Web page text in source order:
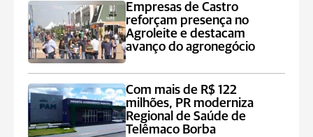
Empresas de Castro
reforçam presença no
Agroleite e destacam
avanço do agronegócio
Com mais de R$ 122
milhões, PR moderniza
Regional de Saúde de
Telêmaco Borba